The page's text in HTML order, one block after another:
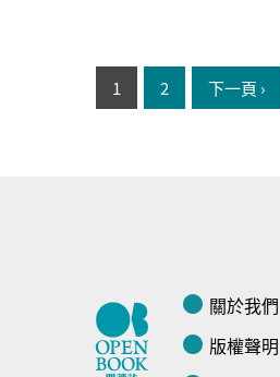
頁面
1 2 下一頁 ›
關於我們
版權聲明